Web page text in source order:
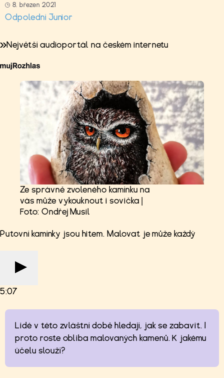
8. březen 2021
Odpolední Junior
Největší audioportál na českém internetu
Ze správně zvoleného kamínku na
vás může vykouknout i sovička |
Foto: Ondřej Musil
Putovní kamínky jsou hitem. Malovat je může každý
5:07
Lidé v této zvláštní době hledají, jak se zabavit. I
proto roste obliba malovaných kamenů. K jakému
účelu slouží?